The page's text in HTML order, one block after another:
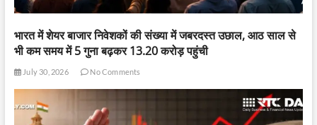
भारत में शेयर बाजार निवेशकों की संख्या में जबरदस्त उछाल, आठ साल से
भी कम समय में 5 गुना बढ़कर 13.20 करोड़ पहुंची
July 30, 2026 No Comments